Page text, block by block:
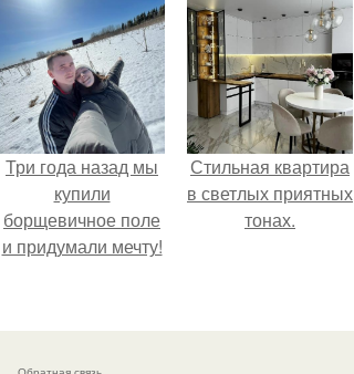
Три года назад мы
купили
борщевичное поле
и придумали мечту!
Стильная квартира
в светлых приятных
тонах.